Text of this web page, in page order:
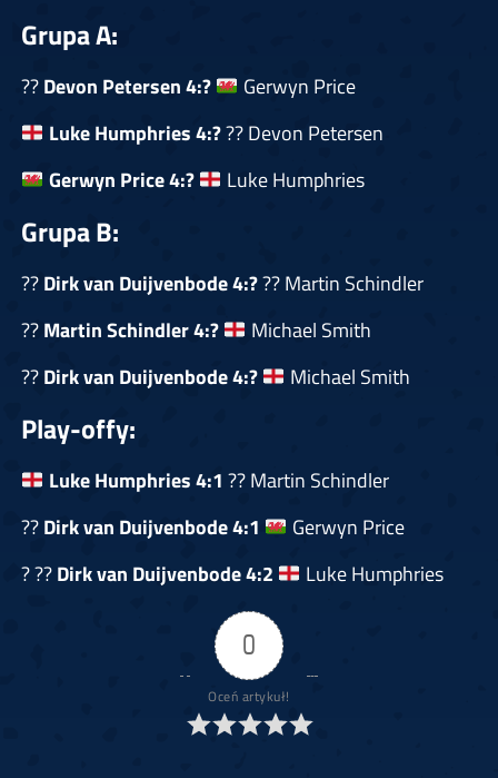
Grupa A:
??Devon Petersen 4:?
Gerwyn Price
Luke Humphries4:??? Devon Petersen
Gerwyn Price4:? Luke Humphries
Grupa B:
??Dirk van Duijvenbode4:??? Martin Schindler
??Martin Schindler4:?
Michael Smith
??Dirk van Duijvenbode 4:? Michael Smith
Play-offy:
Luke Humphries4:1 ?? Martin Schindler
??Dirk van Duijvenbode4:1
Gerwyn Price
? ??Dirk van Duijvenbode4:2 Luke Humphries
0
Oceń artykuł!